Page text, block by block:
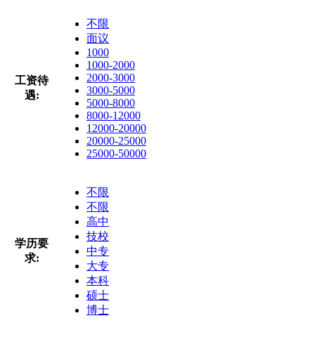
工资待
遇:
不限
面议
1000
1000-2000
2000-3000
3000-5000
5000-8000
8000-12000
12000-20000
20000-25000
25000-50000
学历要
求:
不限
不限
高中
技校
中专
大专
本科
硕士
博士